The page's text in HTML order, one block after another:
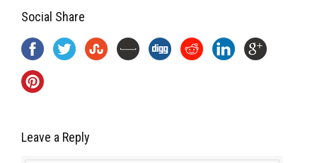
Social Share
Leave a Reply